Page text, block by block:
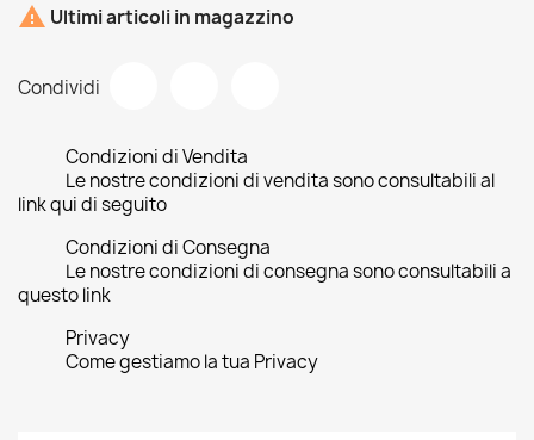
 Ultimi articoli in magazzino
Condividi
Condizioni di Vendita
Le nostre condizioni di vendita sono consultabili al
link qui di seguito
Condizioni di Consegna
Le nostre condizioni di consegna sono consultabili a
questo link
Privacy
Come gestiamo la tua Privacy